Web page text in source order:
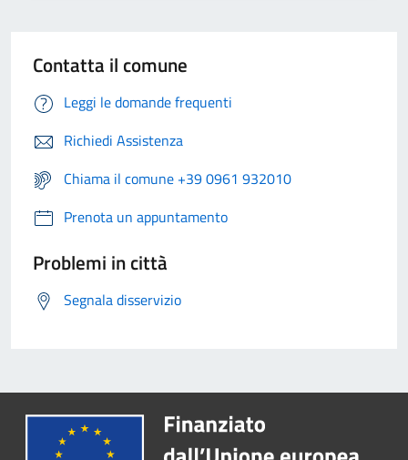
Contatta il comune
Leggi le domande frequenti
Richiedi Assistenza
Chiama il comune +39 0961 932010
Prenota un appuntamento
Problemi in città
Segnala disservizio